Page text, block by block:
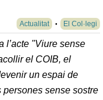
Actualitat
El Col·legi
l’acte "Viure sense
el COIB, el
un espai de
sense sostre